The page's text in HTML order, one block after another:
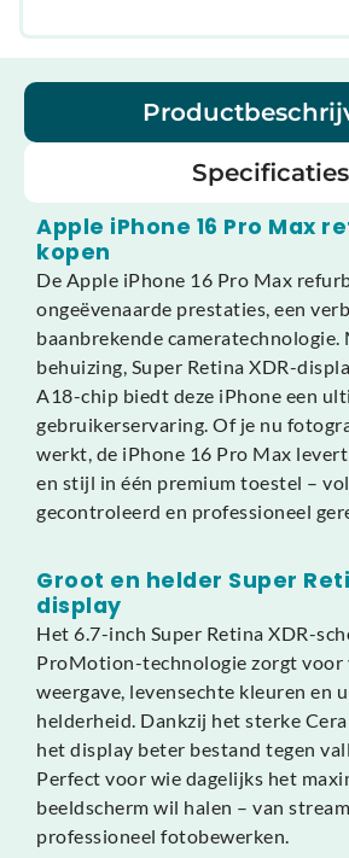
Specificaties
Apple iPhone 16 Pro Max
kopen
De Apple iPhone 16 Pro Max
ongeëvenaarde prestaties, een
baanbrekende
behuizing, Super Retina XDR-
A18-chip biedt deze iPhone een
gebruikerservaring. Of je nu
werkt, de iPhone 16 Pro Max
en stijl in één premium toestel –
gecontroleerd en professioneel
Groot en helder Super
display
Het 6.7-inch Super Retina XDR-
ProMotion-technologie zorgt voor
weergave, levensechte kleuren en
helderheid. Dankzij het sterke
het display beter bestand tegen
Perfect voor wie dagelijks het
beeldscherm wil halen – van
professioneel fotobewerken.